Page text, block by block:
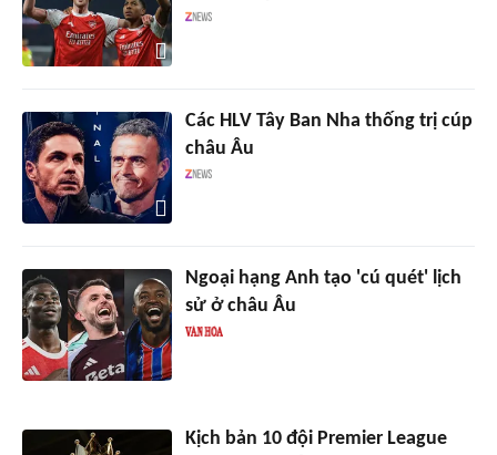
Các HLV Tây Ban Nha thống trị cúp
châu Âu
Ngoại hạng Anh tạo 'cú quét' lịch
sử ở châu Âu
Kịch bản 10 đội Premier League